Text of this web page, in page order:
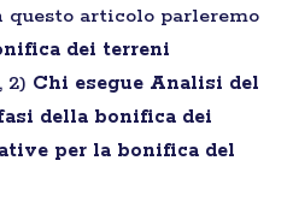
articolo parleremo
dei terreni
, 2) Chi esegue Analisi del
della bonifica dei
per la bonifica del